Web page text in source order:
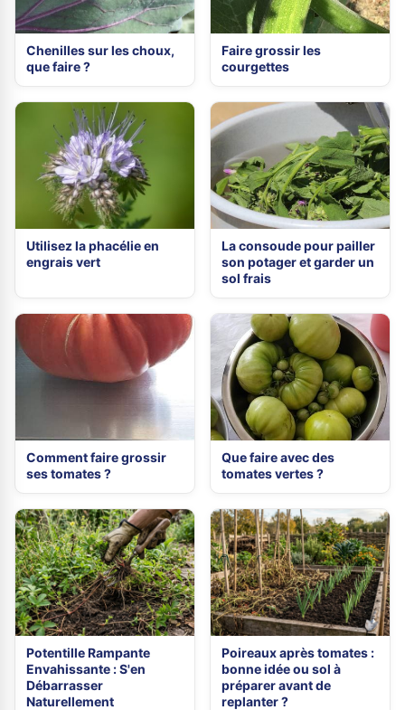
Chenilles sur les choux,
que faire ?
Faire grossir les
courgettes
Utilisez la phacélie en
engrais vert
La consoude pour pailler
son potager et garder un
sol frais
Comment faire grossir
ses tomates ?
Que faire avec des
tomates vertes ?
Potentille Rampante
Envahissante : S'en
Débarrasser
Naturellement
Poireaux après tomates :
bonne idée ou sol à
préparer avant de
replanter ?